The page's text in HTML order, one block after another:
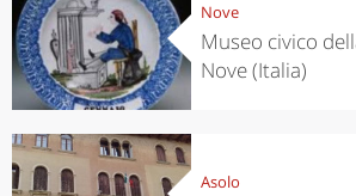
Nove
Museo civico
Nove (Italia)
Asolo